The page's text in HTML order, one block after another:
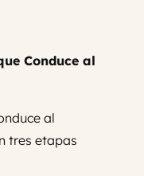
Conduce al
al
tres etapas